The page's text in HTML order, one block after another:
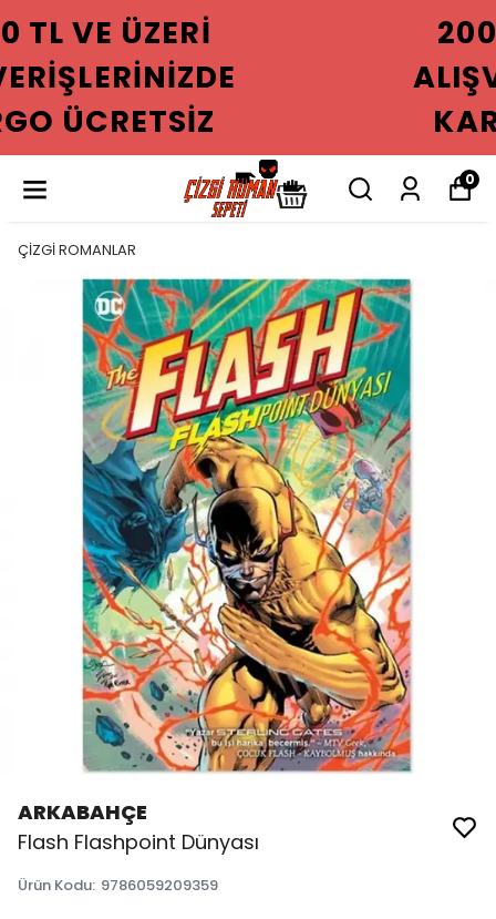
2000 TL VE ÜZERI
ALIŞVERIŞLERINIZDE
KARGO ÜCRETSIZ
0
ÇİZGİ ROMANLAR
ARKABAHÇE
Flash Flashpoint Dünyası
Ürün Kodu: 9786059209359